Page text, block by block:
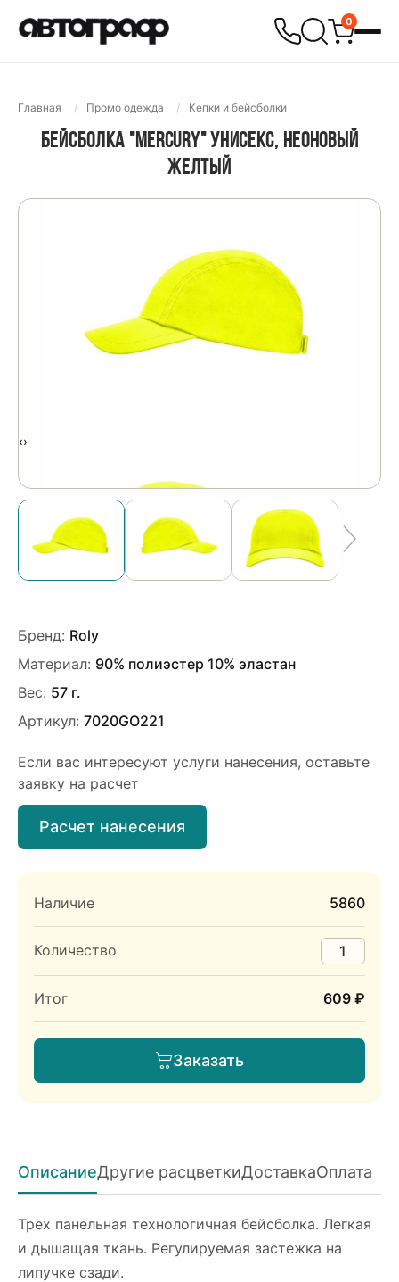
0
Главная Промо одежда Кепки и бейсболки
БЕЙСБОЛКА "MERCURY" УНИСЕКС, НЕОНОВЫЙ
ЖЕЛТЫЙ
‹›
Бренд: Roly
Материал: 90% полиэстер 10% эластан
Вес: 57 г.
Артикул: 7020GO221
Если вас интересуют услуги нанесения, оставьте
заявку на расчет
Расчет нанесения
Наличие 5860
Количество
Итог 609 ₽
Заказать
ОписаниеДругие расцветкиДоставкаОплата
Трех панельная технологичная бейсболка. Легкая
и дышащая ткань. Регулируемая застежка на
липучке сзади.